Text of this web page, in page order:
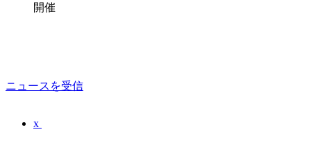
開催
ニュースを受信
x